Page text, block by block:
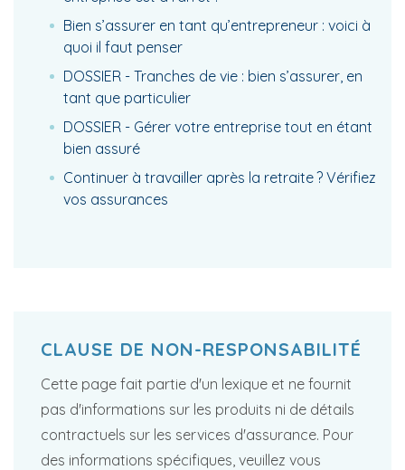
Bien s’assurer en tant qu’entrepreneur : voici à
quoi il faut penser
DOSSIER - Tranches de vie : bien s’assurer, en
tant que particulier
DOSSIER - Gérer votre entreprise tout en étant
bien assuré
Continuer à travailler après la retraite ? Vérifiez
vos assurances
CLAUSE DE NON-RESPONSABILITÉ
Cette page fait partie d'un lexique et ne fournit
pas d'informations sur les produits ni de détails
contractuels sur les services d'assurance. Pour
des informations spécifiques, veuillez vous